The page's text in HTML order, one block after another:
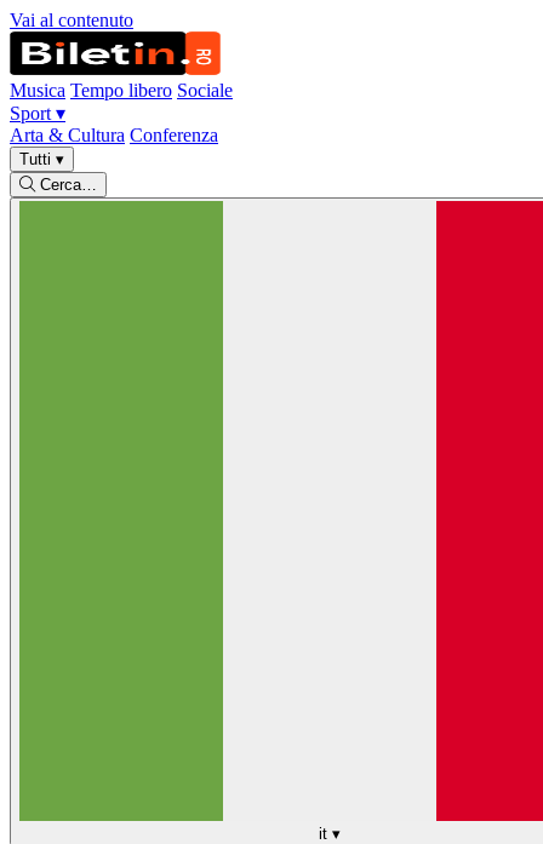
Vai al contenuto
Musica Tempo libero Sociale
Sport ▾
Arta & Cultura Conferenza
Tutti ▾
Cerca…
it ▾